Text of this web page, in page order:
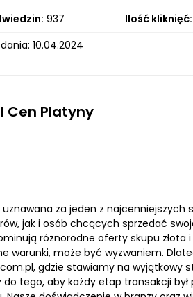
937 Ilość kliknięć:
10.04.2024
Cen Platyny
uznawana za jeden z
jak i osób chcących sprzedać
różnorodne oferty skupu złota
warunki, może być wyzwaniem.
gdzie stawiamy na wyjątkowy
do tego, aby każdy etap transakcji